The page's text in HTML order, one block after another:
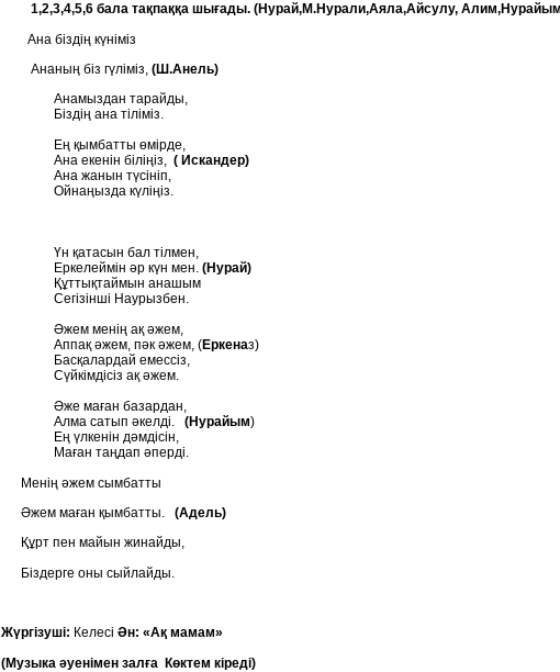
1,2,3,4,5,6 бала тақпаққа шығады. (Нурай,М.Нурали,Аяла,Айсулу,
Ана біздің күніміз
Ананың біз гүліміз, (Ш.Анель)
Анамыздан тарайды,
Біздің ана тіліміз.
Ең қымбатты өмірде,
Ана екенін біліңіз, ( Искандер)
Ана жанын түсініп,
Ойнаңызда күліңіз.
Үн қатасын бал тілмен,
Еркелеймін әр күн мен. (Нурай)
Құттықтаймын анашым
Сегізінші Наурызбен.
Әжем менің ақ әжем,
Аппақ әжем, пәк әжем, (Еркеназ)
Басқалардай емессіз,
Сүйкімдісіз ақ әжем.
Әже маған базардан,
Алма сатып әкелді. (Нурайым)
Ең үлкенін дәмдісін,
Маған таңдап әперді.
Менің әжем сымбатты
Әжем маған қымбатты. (Адель)
Құрт пен майын жинайды,
Біздерге оны сыйлайды.
Жүргізуші: Келесі Ән: «Ақ мамам»
(Музыка әуенімен залға Көктем кіреді)